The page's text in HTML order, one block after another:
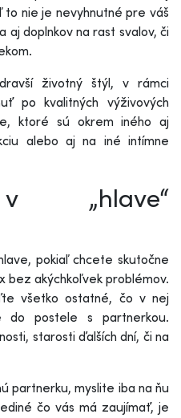
nie je nevyhnutné pre váš
aj doplnkov na rast svalov, či
životný štýl, v rámci
po kvalitných výživových
ktoré sú okrem iného aj
alebo aj na iné intímne
„hlave“
pokiaľ chcete skutočne
bez akýchkoľvek problémov.
všetko ostatné, čo v nej
postele s partnerkou.
starosti ďalších dní, či na
partnerku, myslite iba na ňu
čo vás má zaujímať, je